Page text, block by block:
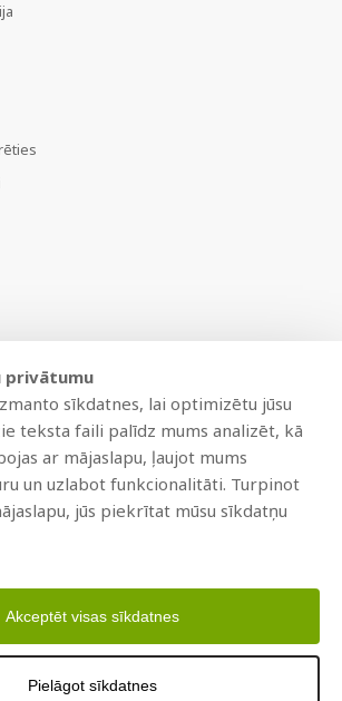
LV-1039, Latvija
privātumu
sīkdatnes, lai optimizētu jūsu
teksta faili palīdz mums analizēt, kā
ar mājaslapu, ļaujot mums
un uzlabot funkcionalitāti. Turpinot
jūs piekrītat mūsu sīkdatņu
Akceptēt visas sīkdatnes
Pielāgot sīkdatnes